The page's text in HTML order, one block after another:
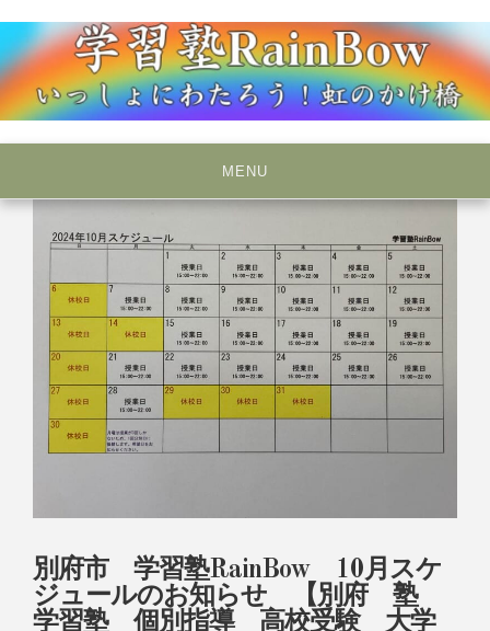
to
content
学習塾RainBow
MENU
別府市 学習塾RainBow 10月スケ
ジュールのお知らせ 【別府 塾
学習塾 個別指導 高校受験 大学